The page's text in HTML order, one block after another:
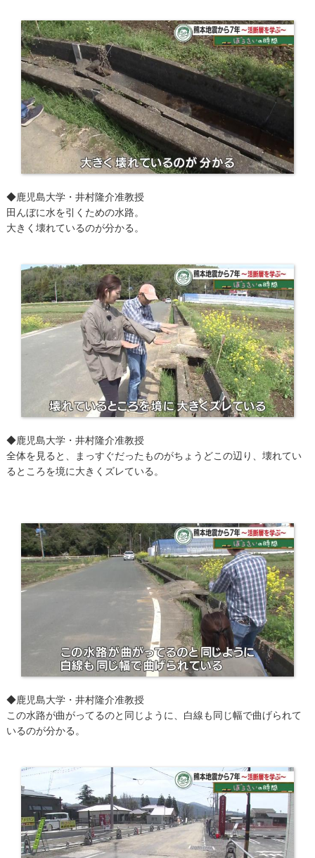
​◆鹿児島大学・井村隆介准教授
田んぼに水を引くための水路。
大きく壊れているのが分かる。
​◆鹿児島大学・井村隆介准教授
全体を見ると、まっすぐだったものがちょうどこの辺り、壊れてい
るところを境に大きくズレている。
◆鹿児島大学・井村隆介准教授
この水路が曲がってるのと同じように、白線も同じ幅で曲げられて
いるのが分かる。